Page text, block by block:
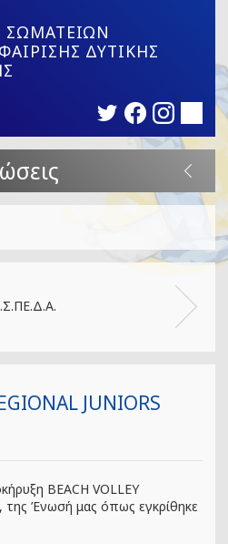
ΣΩΜΑΤΕΙΩΝ
ΔΥΤΙΚΗΣ
JUNIORS
BEACH VOLLEY
της Ένωσή μας όπως εγκρίθηκε